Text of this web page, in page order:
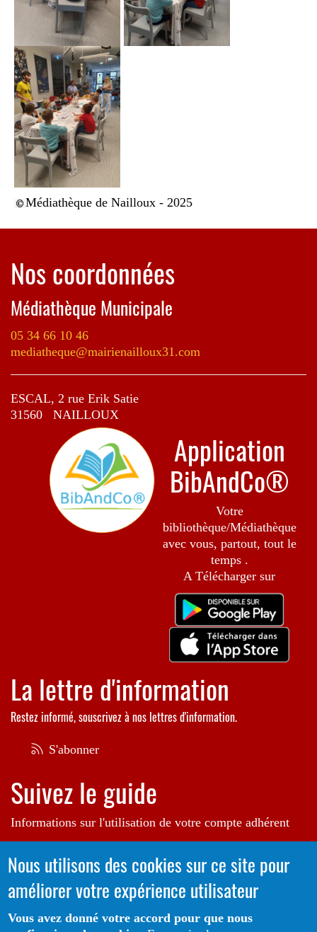
Médiathèque de Nailloux - 2025
Nos coordonnées
Médiathèque Municipale
05 34 66 10 46
mediatheque@mairienailloux31.com
ESCAL, 2 rue Erik Satie
31560 NAILLOUX
Application
BibAndCo®
Votre
bibliothèque/Médiathèque
avec vous, partout, tout le
temps .
A Télécharger sur
La lettre d'information
Restez informé, souscrivez à nos lettres d'information.
S'abonner
Suivez le guide
Informations sur l'utilisation de votre compte adhérent
Voir le guide
Autrice de l'illustration en bannière:Raphaëlle Michaud
Nous utilisons des cookies sur ce site pour
améliorer votre expérience utilisateur
Vous avez donné votre accord pour que nous